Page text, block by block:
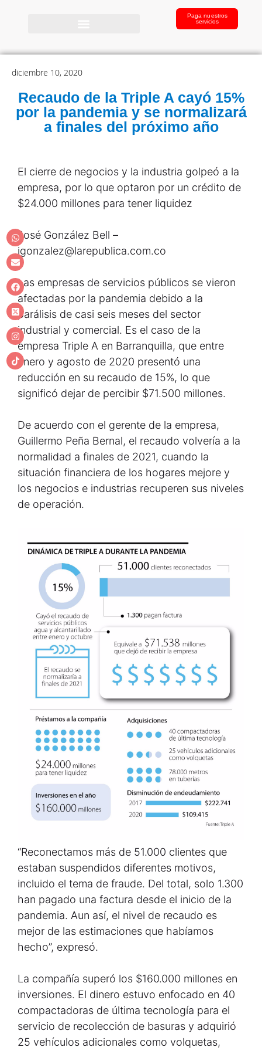
Paga nuestros
servicios
diciembre 10, 2020
Recaudo de la Triple A cayó 15%
por la pandemia y se normalizará
a finales del próximo año
El cierre de negocios y la industria golpeó a la
empresa, por lo que optaron por un crédito de
$24.000 millones para tener liquidez
José González Bell –
jgonzalez@larepublica.com.co
Las empresas de servicios públicos se vieron
afectadas por la pandemia debido a la
parálisis de casi seis meses del sector
industrial y comercial. Es el caso de la
empresa Triple A en Barranquilla, que entre
enero y agosto de 2020 presentó una
reducción en su recaudo de 15%, lo que
significó dejar de percibir $71.500 millones.
De acuerdo con el gerente de la empresa,
Guillermo Peña Bernal, el recaudo volvería a la
normalidad a finales de 2021, cuando la
situación financiera de los hogares mejore y
los negocios e industrias recuperen sus niveles
de operación.
“Reconectamos más de 51.000 clientes que
estaban suspendidos diferentes motivos,
incluido el tema de fraude. Del total, solo 1.300
han pagado una factura desde el inicio de la
pandemia. Aun así, el nivel de recaudo es
mejor de las estimaciones que habíamos
hecho”, expresó.
La compañía superó los $160.000 millones en
inversiones. El dinero estuvo enfocado en 40
compactadoras de última tecnología para el
servicio de recolección de basuras y adquirió
25 vehículos adicionales como volquetas,